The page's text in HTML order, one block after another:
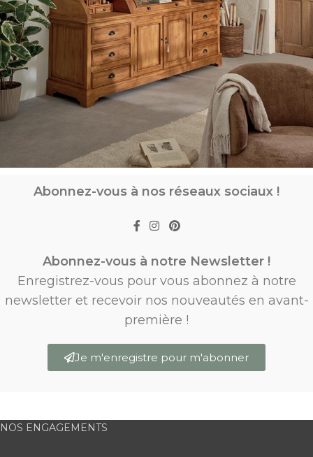
Abonnez-vous à nos réseaux sociaux !
Abonnez-vous à notre Newsletter !
Enregistrez-vous pour vous abonnez à notre
newsletter et recevoir nos nouveautés en avant-
première !
Je m'enregistre pour m'abonner
NOS ENGAGEMENTS